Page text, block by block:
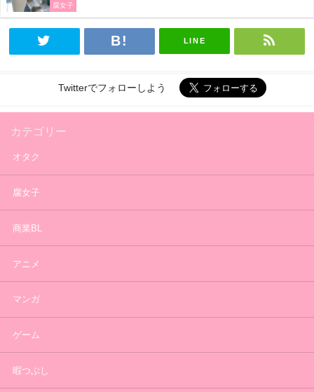
腐女子
LINE
Twitterでフォローしよう
カテゴリー
オタク
腐女子
商業BL
アニメ
マンガ
ゲーム
暇つぶし